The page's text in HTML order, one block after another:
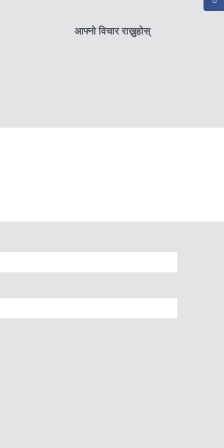
आफ्नो विचार राख्नुहोस्